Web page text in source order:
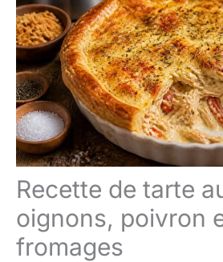
Recette de tarte
oignons, poivron
fromages